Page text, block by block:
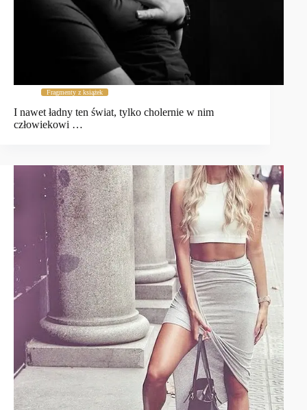
Fragmenty z książek
I nawet ładny ten świat, tylko cholernie w nim
człowiekowi …